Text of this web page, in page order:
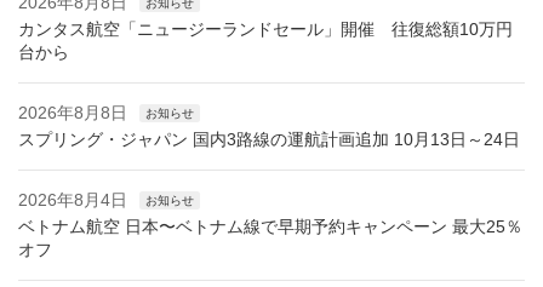
お知らせ
カンタス航空「ニュージーランドセール」開催 往復総額10万円
台から
2026年8月8日 お知らせ
スプリング・ジャパン 国内3路線の運航計画追加 10月13日～24日
2026年8月4日 お知らせ
ベトナム航空 日本〜ベトナム線で早期予約キャンペーン 最大25％
オフ